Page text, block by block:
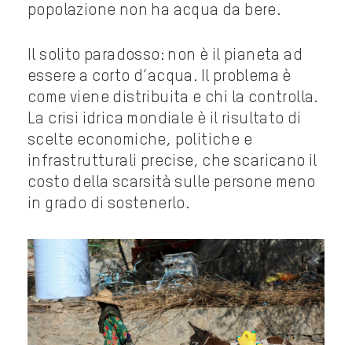
popolazione non ha acqua da bere.
Il solito paradosso: non è il pianeta ad
essere a corto d’acqua. Il problema è
come viene distribuita e chi la controlla.
La crisi idrica mondiale è il risultato di
scelte economiche, politiche e
infrastrutturali precise, che scaricano il
costo della scarsità sulle persone meno
in grado di sostenerlo.